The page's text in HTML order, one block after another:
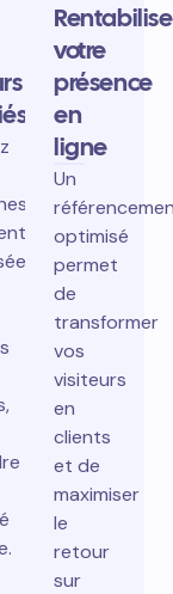
votre
présence
en
ligne
Un
optimisé
permet
de
transformer
vos
visiteurs
en
clients
et de
maximiser
le
retour
sur